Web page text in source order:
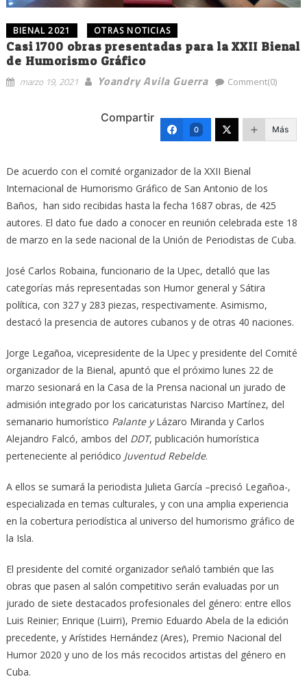
BIENAL 2021 OTRAS NOTICIAS
Casi 1700 obras presentadas para la XXII Bienal
de Humorismo Gráfico
marzo 19, 2021 Yoandry Avila Guerra Comment(0)
Compartir
0 Más
De acuerdo con el comité organizador de la XXII Bienal
Internacional de Humorismo Gráfico de San Antonio de los
Baños, han sido recibidas hasta la fecha 1687 obras, de 425
autores. El dato fue dado a conocer en reunión celebrada este 18
de marzo en la sede nacional de la Unión de Periodistas de Cuba.
José Carlos Robaina, funcionario de la Upec, detalló que las
categorías más representadas son Humor general y Sátira
política, con 327 y 283 piezas, respectivamente. Asimismo,
destacó la presencia de autores cubanos y de otras 40 naciones.
Jorge Legañoa, vicepresidente de la Upec y presidente del Comité
organizador de la Bienal, apuntó que el próximo lunes 22 de
marzo sesionará en la Casa de la Prensa nacional un jurado de
admisión integrado por los caricaturistas Narciso Martínez, del
semanario humorístico Palante yLázaro Miranda y Carlos
Alejandro Falcó, ambos del DDT, publicación humorística
perteneciente al periódico Juventud Rebelde.
A ellos se sumará la periodista Julieta García –precisó Legañoa-,
especializada en temas culturales, y con una amplia experiencia
en la cobertura periodística al universo del humorismo gráfico de
la Isla.
El presidente del comité organizador señaló también que las
obras que pasen al salón competitivo serán evaluadas por un
jurado de siete destacados profesionales del género: entre ellos
Luis Reinier; Enrique (Luirri), Premio Eduardo Abela de la edición
precedente, y Arístides Hernández (Ares), Premio Nacional del
Humor 2020 y uno de los más recocidos artistas del género en
Cuba.